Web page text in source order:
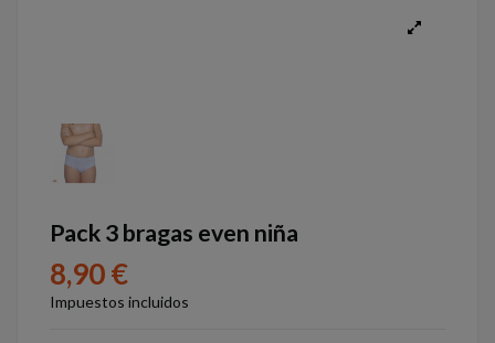
Pack 3 bragas even niña
8,90 €
Impuestos incluidos